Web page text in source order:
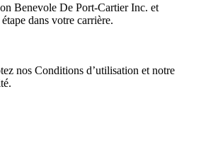
Benevole De Port-Cartier Inc. et
dans votre carrière.
nos Conditions d’utilisation et notre